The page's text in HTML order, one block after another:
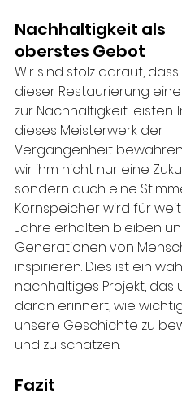
Nachhaltigkeit als
oberstes Gebot
Wir sind stolz darauf,
dieser Restaurierung
zur Nachhaltigkeit leisten.
dieses Meisterwerk der
Vergangenheit
wir ihm nicht nur eine
sondern auch eine
Kornspeicher wird für
Jahre erhalten bleiben
Generationen von
inspirieren. Dies ist ein
nachhaltiges Projekt, das
daran erinnert, wie
unsere Geschichte zu
und zu schätzen.
Fazit